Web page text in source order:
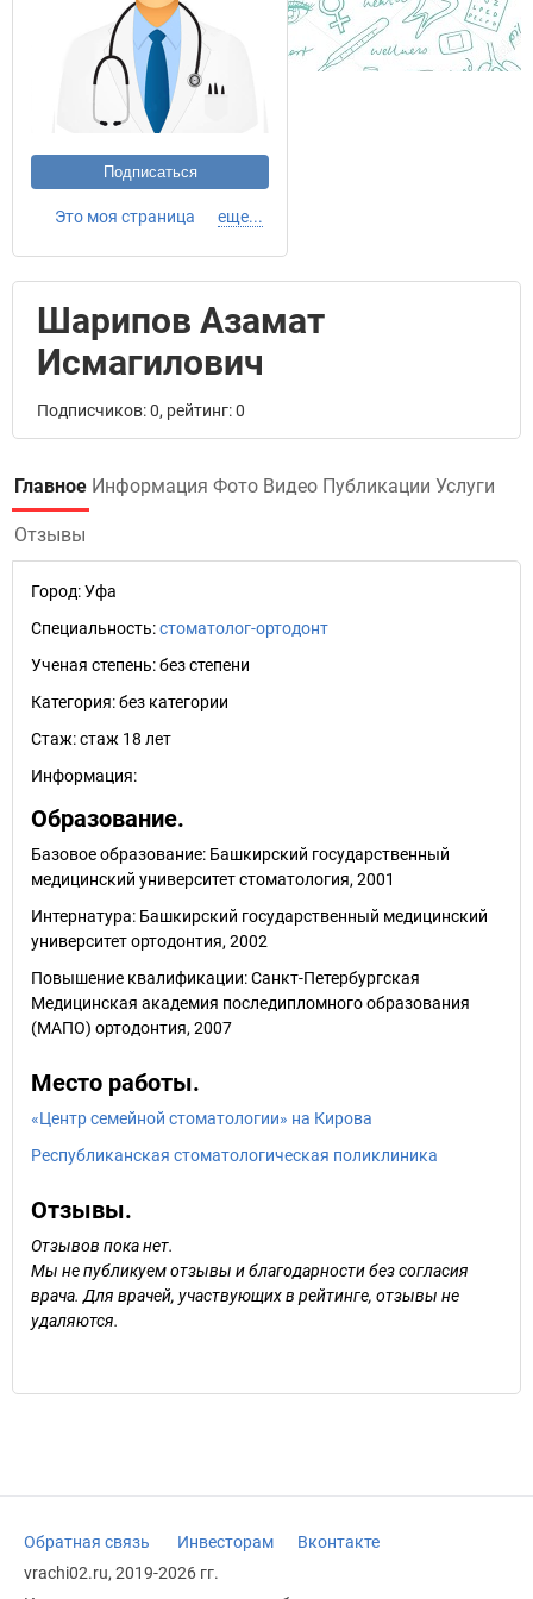
Подписаться
Это моя страница еще...
Шарипов Азамат
Исмагилович
Подписчиков: 0, рейтинг: 0
Главное Информация Фото Видео Публикации Услуги
Отзывы
Город:Уфа
Специальность:стоматолог-ортодонт
Ученая степень:без степени
Категория:без категории
Стаж:стаж 18 лет
Информация:
Образование.
Базовое образование: Башкирский государственный
медицинский университет стоматология, 2001
Интернатура: Башкирский государственный медицинский
университет ортодонтия, 2002
Повышение квалификации: Санкт-Петербургская
Медицинская академия последипломного образования
(МАПО) ортодонтия, 2007
Место работы.
«Центр семейной стоматологии» на Кирова
Республиканская стоматологическая поликлиника
Отзывы.
Отзывов пока нет.
Мы не публикуем отзывы и благодарности без согласия
врача. Для врачей, участвующих в рейтинге, отзывы не
удаляются.
Обратная связь Инвесторам
Вконтакте
vrachi02.ru, 2019-2026 гг.